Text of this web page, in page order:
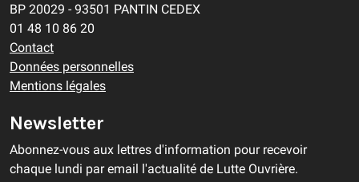
BP 20029 - 93501 PANTIN CEDEX
01 48 10 86 20
Contact
Données personnelles
Mentions légales
Newsletter
Abonnez-vous aux lettres d'information pour recevoir
chaque lundi par email l'actualité de Lutte Ouvrière.